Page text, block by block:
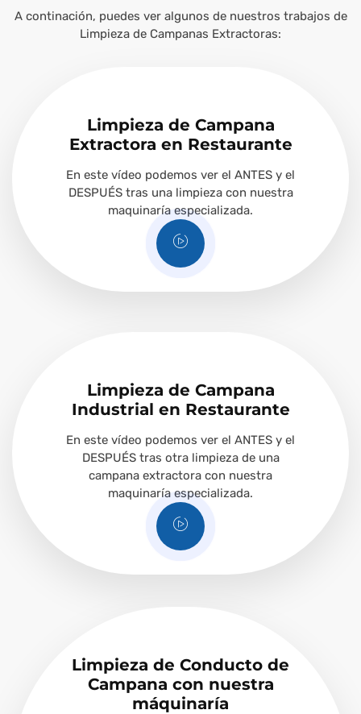
A continación, puedes ver algunos de nuestros trabajos de
Limpieza de Campanas Extractoras:
Limpieza de Campana
Extractora en Restaurante
En este vídeo podemos ver el ANTES y el
DESPUÉS tras una limpieza con nuestra
maquinaría especializada.
Limpieza de Campana
Industrial en Restaurante
En este vídeo podemos ver el ANTES y el
DESPUÉS tras otra limpieza de una
campana extractora con nuestra
maquinaría especializada.
Limpieza de Conducto de
Campana con nuestra
máquinaría